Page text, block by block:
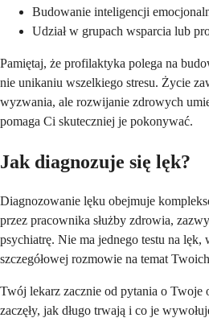
Budowanie inteligencji
Udział w grupach wsparcia lub
Pamiętaj, że profilaktyka polega na
nie unikaniu wszelkiego stresu. Życie
wyzwania, ale rozwijanie zdrowych
pomaga Ci skuteczniej je pokonywać.
Jak diagnozuje się lęk?
Diagnozowanie lęku obejmuje
przez pracownika służby zdrowia,
psychiatrę. Nie ma jednego testu na lęk,
szczegółowej rozmowie na temat
Twój lekarz zacznie od pytania o Twoje
zaczęły, jak długo trwają i co je